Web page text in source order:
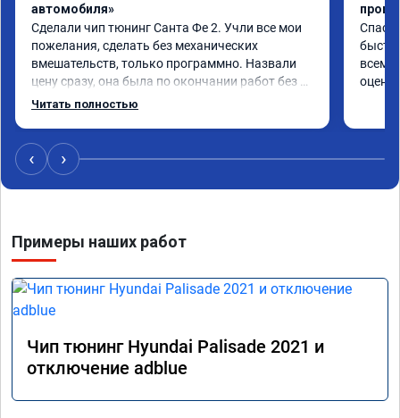
автомобиля»
Сделали чип тюнинг Санта Фе 2. Учли все мои
пожелания, сделать без механических
вмешательств, только программно. Назвали
цену сразу, она была по окончании работ без
изменений. Александр профи своего дела,
и процветания сервису!!!
Читать полностью
всем
‹ ›
Примеры наших работ
Чип тюнинг Hyundai Palisade 2021 и
отключение adblue